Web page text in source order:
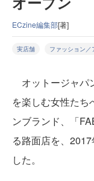
ECzine編集部[著]
実店舗 ファッション／
オットージャパ
を楽しむ女性たち
ンブランド、「
る路面店を、
した。